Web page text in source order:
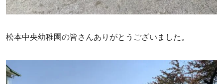
松本中央幼稚園の皆さんありがとうございました。